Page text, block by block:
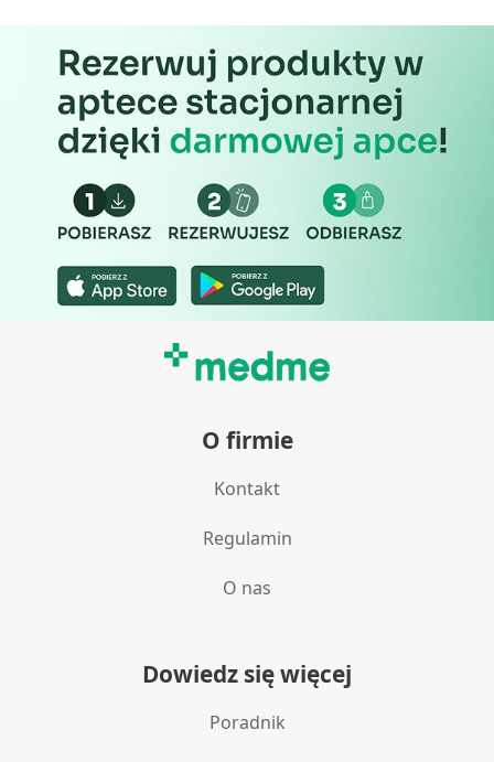
O firmie
Kontakt
Regulamin
O nas
Dowiedz się więcej
Poradnik